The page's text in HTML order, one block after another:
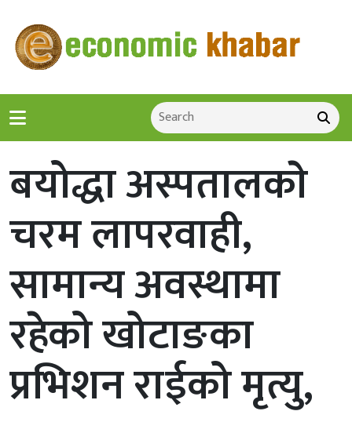
बयोद्धा अस्पतालकाे
चरम लापरवाही,
सामान्य अवस्थामा
रहेको खोटाङका
प्रभिशन राईको मृत्यु,